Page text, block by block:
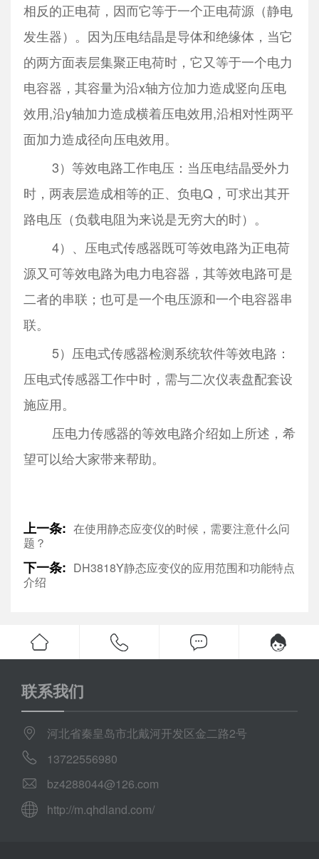
相反的正电荷，因而它等于一个正电荷源（静电
发生器）。因为压电结晶是导体和绝缘体，当它
的两方面表层集聚正电荷时，它又等于一个电力
电容器，其容量为沿x轴方位加力造成竖向压电
效用,沿y轴加力造成横着压电效用,沿相对性两平
面加力造成径向压电效用。
3）等效电路工作电压：当压电结晶受外力
时，两表层造成相等的正、负电Q，可求出其开
路电压（负载电阻为来说是无穷大的时）。
4）、压电式传感器既可等效电路为正电荷
源又可等效电路为电力电容器，其等效电路可是
二者的串联；也可是一个电压源和一个电容器串
联。
5）压电式传感器检测系统软件等效电路：
压电式传感器工作中时，需与二次仪表盘配套设
施应用。
压电力传感器的等效电路介绍如上所述，希
望可以给大家带来帮助。
上一条: 在使用静态应变仪的时候，需要注意什么问
题？
下一条: DH3818Y静态应变仪的应用范围和功能特点
介绍
联系我们
河北省秦皇岛市北戴河开发区金二路2号
13722556980
bz4288044@126.com
http://m.qhdland.com/